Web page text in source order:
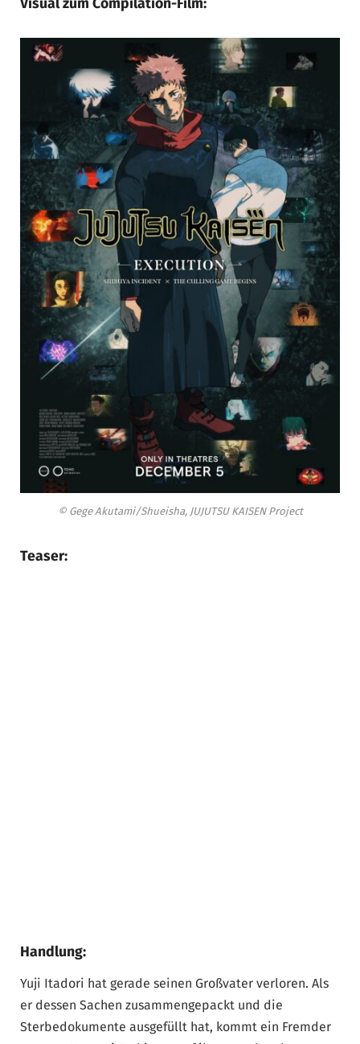
© Gege Akutami/Shueisha, JUJUTSU KAISEN Project
Teaser:
Handlung:
Yuji Itadori hat gerade seinen Großvater verloren. Als
er dessen Sachen zusammengepackt und die
Sterbedokumente ausgefüllt hat, kommt ein Fremder